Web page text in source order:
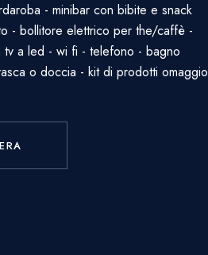
- minibar con bibite e snack
- bollitore elettrico per the/caffè -
tv a led - wi fi - telefono - bagno
o doccia - kit di prodotti omaggio